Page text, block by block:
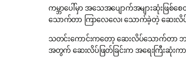
ကမ္ဘာပေါ်မှာ အသေအပျောက်အများဆုံး
သောက်တာ ကြာလေလေ၊ သောက်ခဲ့တဲ့ ဆေးလိ
သတင်းကောင်းကတော့ ဆေးလိပ်သောက်တာ
အတွက် ဆေးလိပ်ဖြတ်ခြင်းက အရေးကြီးဆုံး